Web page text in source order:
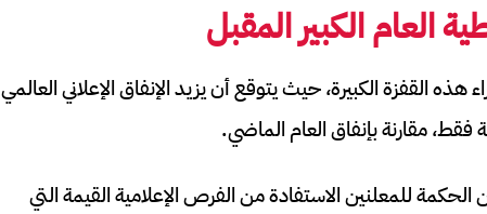
العام الكبير المقبل
القفزة الكبيرة، حيث يتوقع أن يزيد الإنفاق الإعلاني العالمي
الحكمة للمعلنين الاستفادة من الفرص الإعلامية القيمة التي